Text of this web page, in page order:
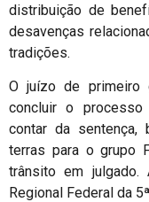
distribuição de
desavenças
tradições.
O juízo de primeiro
concluir o
contar da sentença,
terras para o grupo
trânsito em
Regional Federal da